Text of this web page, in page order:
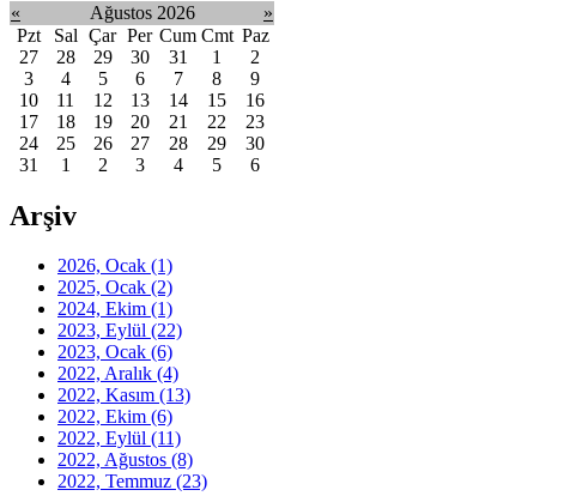
« Ağustos 2026
»
Pzt
Sal Çar Per Cum Cmt Paz
27
28 29 30 31 1
2
3
4 5 6 7 8
9
10
11 12 13 14 15
16
17
18 19 20 21 22
23
24
25 26 27 28 29
30
31
1 2 3 4 5 6
Arşiv
2026, Ocak (1)
2025, Ocak (2)
2024, Ekim (1)
2023, Eylül (22)
2023, Ocak (6)
2022, Aralık (4)
2022, Kasım (13)
2022, Ekim (6)
2022, Eylül (11)
2022, Ağustos (8)
2022, Temmuz (23)